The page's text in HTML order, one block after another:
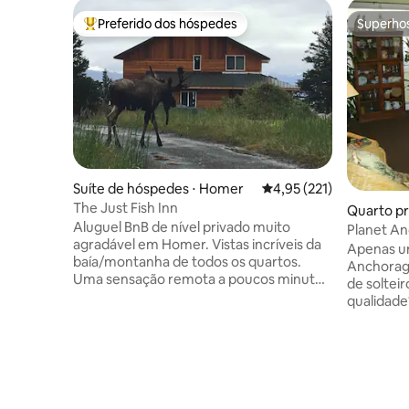
Entre os melhores preferidos dos hóspedes
Preferido dos hóspedes
Suíte de hóspedes ⋅ Homer 4,95 de uma avaliação
4,95 (221)
The Just Fish Inn
Aluguel BnB de nível privado muito
agradável em Homer. Vistas incríveis da
baía/montanha de todos os quartos.
Uma sensação remota a poucos minutos
Quarto
Planet
Zebra"
Apenas
de
qualidade? Aqui é onde eu lhe